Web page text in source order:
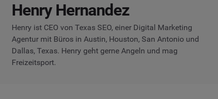
Henry Hernandez
Henry ist CEO von Texas SEO, einer Digital Marketing
Agentur mit Büros in Austin, Houston, San Antonio und
Dallas, Texas. Henry geht gerne Angeln und mag
Freizeitsport.